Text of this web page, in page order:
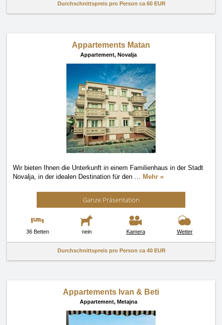
Durchschnittspreis pro Person ca 60 EUR
Appartements Matan
Appartement, Novalja
Wir bieten Ihnen die Unterkunft in einem Familienhaus in der Stadt
Novalja, in der idealen Destination für den … Mehr »
Ganze Präsentation
36 Betten nein Kamera Wetter
Durchschnittspreis pro Person ca 40 EUR
Appartements Ivan & Beti
Appartement, Metajna